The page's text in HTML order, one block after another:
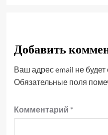
Добавить
Ваш адрес email не будет
Обязательные поля
Комментарий *